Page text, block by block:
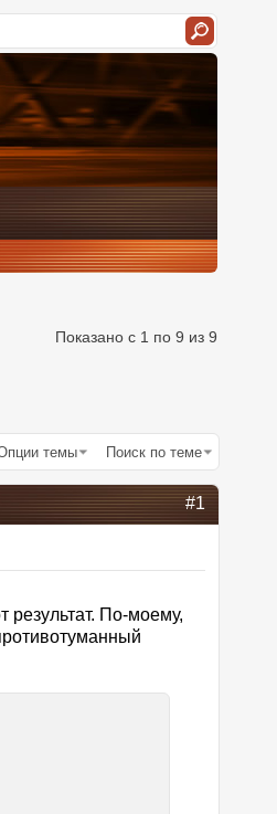
Показано с 1 по 9 из 9
темы Поиск по теме
#1
результат. По-моему,